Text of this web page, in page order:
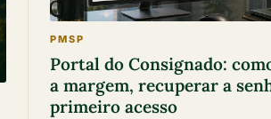
PMSP
Portal do Consignado:
a margem, recuperar a
primeiro acesso